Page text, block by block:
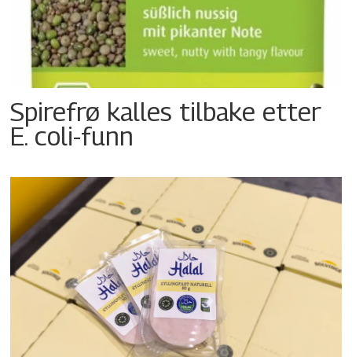
Spirefrø kalles tilbake etter
E. coli-funn